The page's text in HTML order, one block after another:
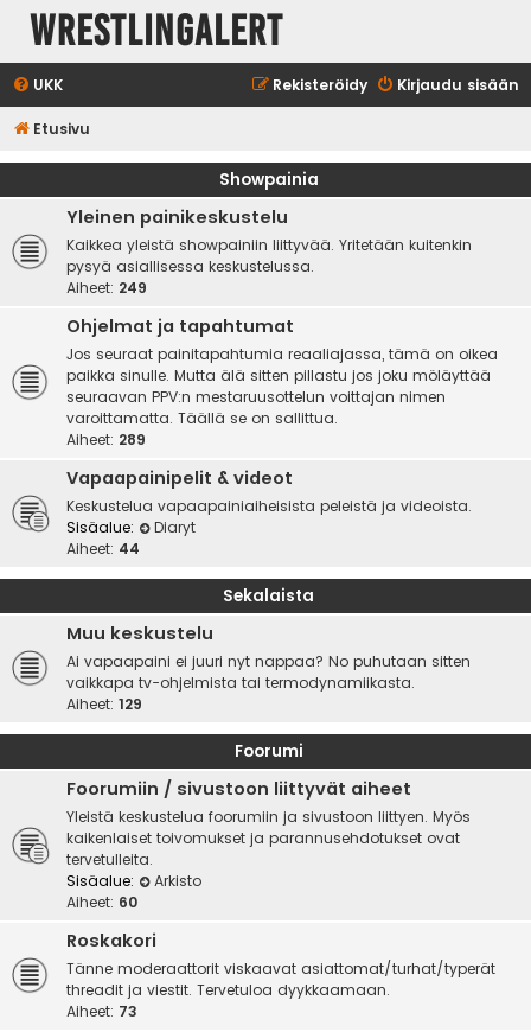
WrestlingAlert
UKK Kirjaudu sisään
Rekisteröidy
Etusivu
Showpainia
Yleinen painikeskustelu
Kaikkea yleistä showpainiin liittyvää. Yritetään kuitenkin
pysyä asiallisessa keskustelussa.
Aiheet: 249
Ohjelmat ja tapahtumat
Jos seuraat painitapahtumia reaaliajassa, tämä on oikea
paikka sinulle. Mutta älä sitten pillastu jos joku möläyttää
seuraavan PPV:n mestaruusottelun voittajan nimen
varoittamatta. Täällä se on sallittua.
Aiheet: 289
Vapaapainipelit & videot
Keskustelua vapaapainiaiheisista peleistä ja videoista.
Sisäalue:
Diaryt
Aiheet: 44
Sekalaista
Muu keskustelu
Ai vapaapaini ei juuri nyt nappaa? No puhutaan sitten
vaikkapa tv-ohjelmista tai termodynamiikasta.
Aiheet: 129
Foorumi
Foorumiin / sivustoon liittyvät aiheet
Yleistä keskustelua foorumiin ja sivustoon liittyen. Myös
kaikenlaiset toivomukset ja parannusehdotukset ovat
tervetulleita.
Sisäalue:
Arkisto
Aiheet: 60
Roskakori
Tänne moderaattorit viskaavat asiattomat/turhat/typerät
threadit ja viestit. Tervetuloa dyykkaamaan.
Aiheet: 73